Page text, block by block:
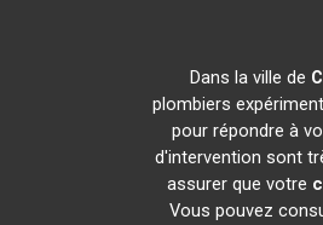
Dans la ville de
plombiers
pour répondre à
d'intervention sont
assurer que votre
Vous pouvez